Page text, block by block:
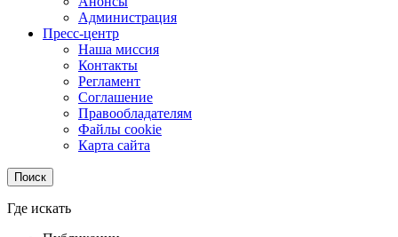
Администрация
Пресс-центр
Наша миссия
Контакты
Регламент
Соглашение
Правообладателям
Файлы cookie
Карта сайта
Поиск
Где искать